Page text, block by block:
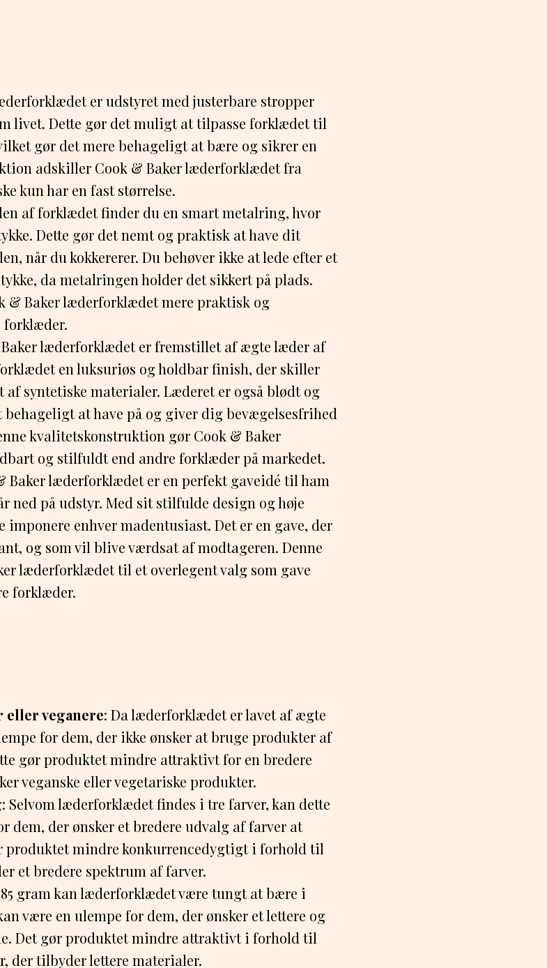
er udstyret med justerbare stropper
livet. Dette gør det muligt at tilpasse forklædet til
gør det mere behageligt at bære og sikrer en
adskiller Cook & Baker læderforklædet fra
kun har en fast størrelse.
af forklædet finder du en smart metalring, hvor
Dette gør det nemt og praktisk at have dit
når du kokkererer. Du behøver ikke at lede efter et
da metalringen holder det sikkert på plads.
& Baker læderforklædet mere praktisk og
forklæder.
læderforklædet er fremstillet af ægte læder af
en luksuriøs og holdbar finish, der skiller
syntetiske materialer. Læderet er også blødt og
at have på og giver dig bevægelsesfrihed
kvalitetskonstruktion gør Cook & Baker
og stilfuldt end andre forklæder på markedet.
Baker læderforklædet er en perfekt gaveidé til ham
ned på udstyr. Med sit stilfulde design og høje
enhver madentusiast. Det er en gave, der
og som vil blive værdsat af modtageren. Denne
læderforklædet til et overlegent valg som gave
forklæder.
veganere: Da læderforklædet er lavet af ægte
for dem, der ikke ønsker at bruge produkter af
gør produktet mindre attraktivt for en bredere
veganske eller vegetariske produkter.
: Selvom læderforklædet findes i tre farver, kan dette
dem, der ønsker et bredere udvalg af farver at
produktet mindre konkurrencedygtigt i forhold til
et bredere spektrum af farver.
gram kan læderforklædet være tungt at bære i
være en ulempe for dem, der ønsker et lettere og
Det gør produktet mindre attraktivt i forhold til
der tilbyder lettere materialer.